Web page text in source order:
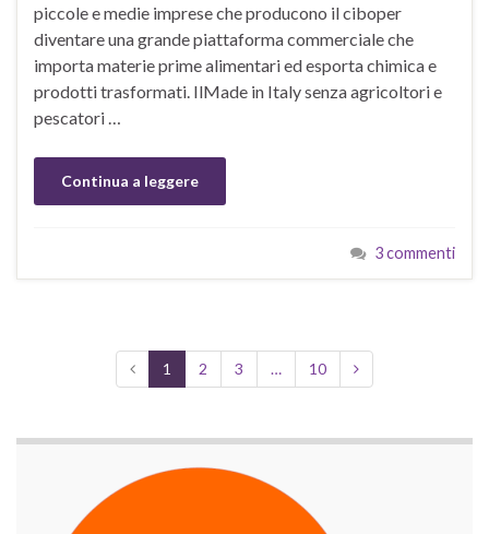
piccole e medie imprese che producono il ciboper
diventare una grande piattaforma commerciale che
importa materie prime alimentari ed esporta chimica e
prodotti trasformati. IlMade in Italy senza agricoltori e
pescatori …
Continua a leggere
3 commenti
1 2 3 … 10